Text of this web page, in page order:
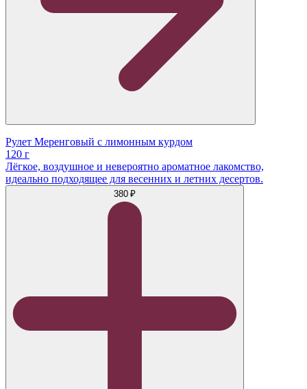
Рулет Меренговый с лимонным курдом
120 г
Лёгкое, воздушное и невероятно ароматное лакомство,
идеально подходящее для весенних и летних десертов.
380 ₽